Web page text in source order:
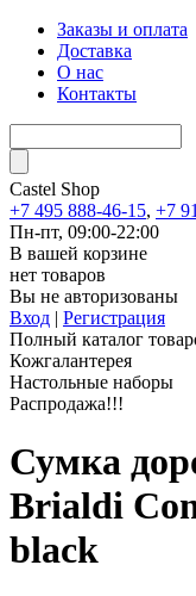
Заказы и оплата
Доставка
О нас
Контакты
Castel Shop
+7 495 888-46-15, +7
Пн-пт, 09:00-22:00
В вашей корзине
нет товаров
Вы не авторизованы
Вход | Регистрация
Полный каталог
Кожгалантерея
Настольные наборы
Распродажа!!!
Сумка
Brialdi
black